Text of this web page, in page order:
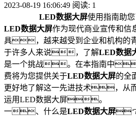
2023-08-19 16:06:49 阅读: 1
LED数据大屏使用指南助
LED数据大屏作为现代商业宣传和信
具，越来越受到企业和机构
于许多人来说，了解LED数据
是一个挑战。在本指南中
费将为您提供关于LED数据大屏的全
更好地了解这一先进技术，从
运用LED数据大屏。
一、什么是LED数据大屏